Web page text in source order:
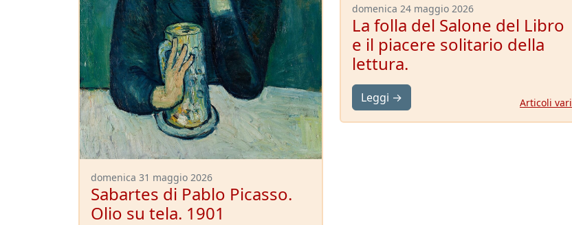
domenica 31 maggio 2026
Sabartes di Pablo Picasso.
Olio su tela. 1901
domenica 24 maggio 2026
La folla del Salone del Libro
e il piacere solitario della
lettura.
Leggi → Articoli vari